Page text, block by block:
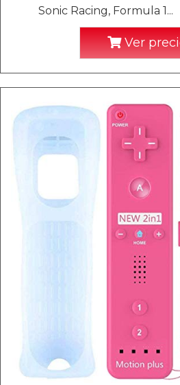
Sonic Racing, Formula 1...
Ver